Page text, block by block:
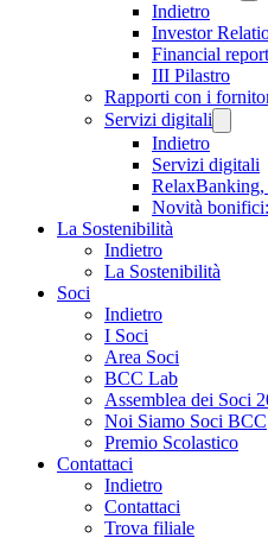
Indietro
Investor
Financial
III Pilastro
Rapporti con i
Servizi digitali
Indietro
Servizi digitali
RelaxBanking,
Novità
La Sostenibilità
Indietro
La Sostenibilità
Soci
Indietro
I Soci
Area Soci
BCC Lab
Assemblea dei Soci
Noi Siamo Soci BCC
Premio Scolastico
Contattaci
Indietro
Contattaci
Trova filiale